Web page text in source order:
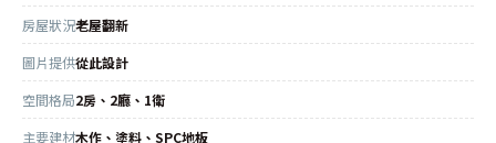
房屋狀況老屋翻新
圖片提供從此設計
空間格局2房、2廳、1衛
主要建材木作、塗料、SPC地板